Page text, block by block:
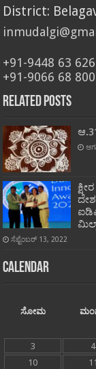
District:
+91-9448 63
+91-9066 68
Related Posts
ಮಿಲ್ಕ್
ಸೆಪ್ಟೆಂಬರ್ 13, 2022
Calendar
ಸೋಮ
3
4
10
11